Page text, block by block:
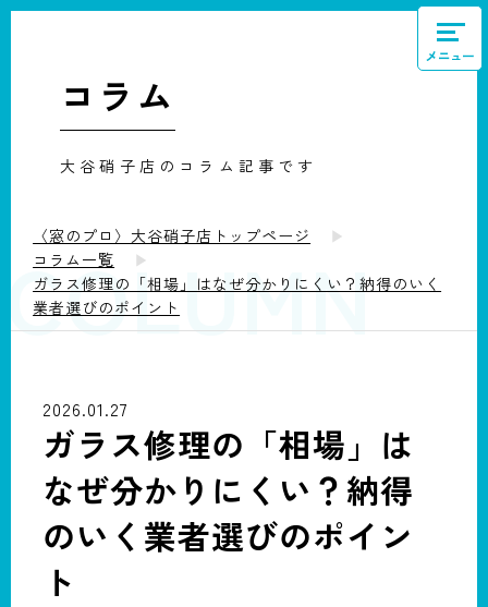
メニュー
コラム
大谷硝子店のコラム記事です
〈窓のプロ〉大谷硝子店トップページ
コラム一覧
ガラス修理の「相場」はなぜ分かりにくい？納得のいく
業者選びのポイント
COLUMN
2026.01.27
ガラス修理の「相場」は
なぜ分かりにくい？納得
のいく業者選びのポイン
ト